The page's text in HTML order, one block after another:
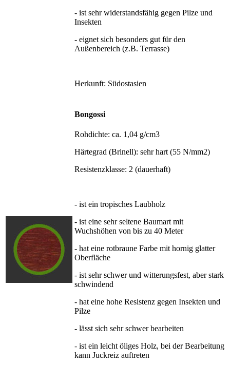
- ist sehr widerstandsfähig gegen Pilze und
Insekten
- eignet sich besonders gut für den
Außenbereich (z.B. Terrasse)
Herkunft: Südostasien
Bongossi
Rohdichte: ca. 1,04 g/cm3
Härtegrad (Brinell): sehr hart (55 N/mm2)
Resistenzklasse: 2 (dauerhaft)
- ist ein tropisches Laubholz
- ist eine sehr seltene Baumart mit
Wuchshöhen von bis zu 40 Meter
- hat eine rotbraune Farbe mit hornig glatter
Oberfläche
- ist sehr schwer und witterungsfest, aber stark
schwindend
- hat eine hohe Resistenz gegen Insekten und
Pilze
- lässt sich sehr schwer bearbeiten
- ist ein leicht öliges Holz, bei der Bearbeitung
kann Juckreiz auftreten